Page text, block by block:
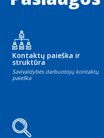
Kontaktų paieška ir
struktūra
Savivaldybės darbuotojų kontaktų
paieška